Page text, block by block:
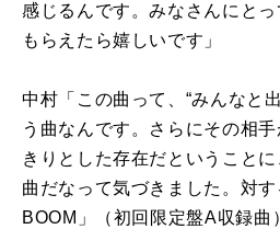
感じるんです。みなさんにと
もらえたら嬉しいです」
中村「この曲って、“みんなと
う曲なんです。さらにその相手
きりとした存在だということ
曲だなって気づきました。対す
BOOM 」（初回限定盤A収録曲